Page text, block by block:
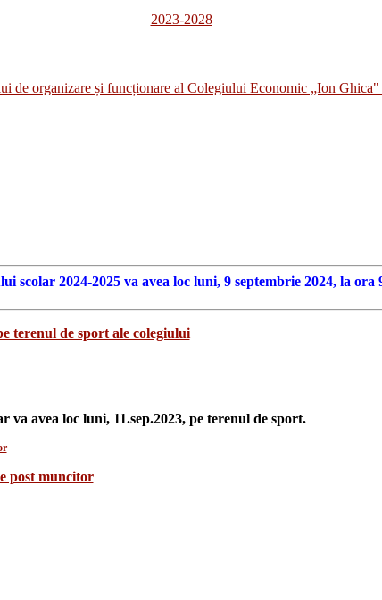
2023-2028
de organizare și funcționare al Colegiului Economic „Ion Ghica"
scolar 2024-2025 va avea loc luni, 9 septembrie 2024, la ora
terenul de sport ale colegiului
va avea loc luni, 11.sep.2023, pe terenul de sport.
post muncitor